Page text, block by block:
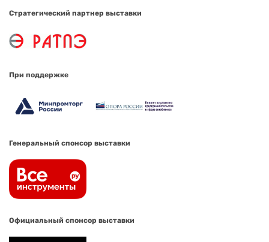
Стратегический партнер выставки
При поддержке
Генеральный спонсор выставки
Официальный спонсор выставки